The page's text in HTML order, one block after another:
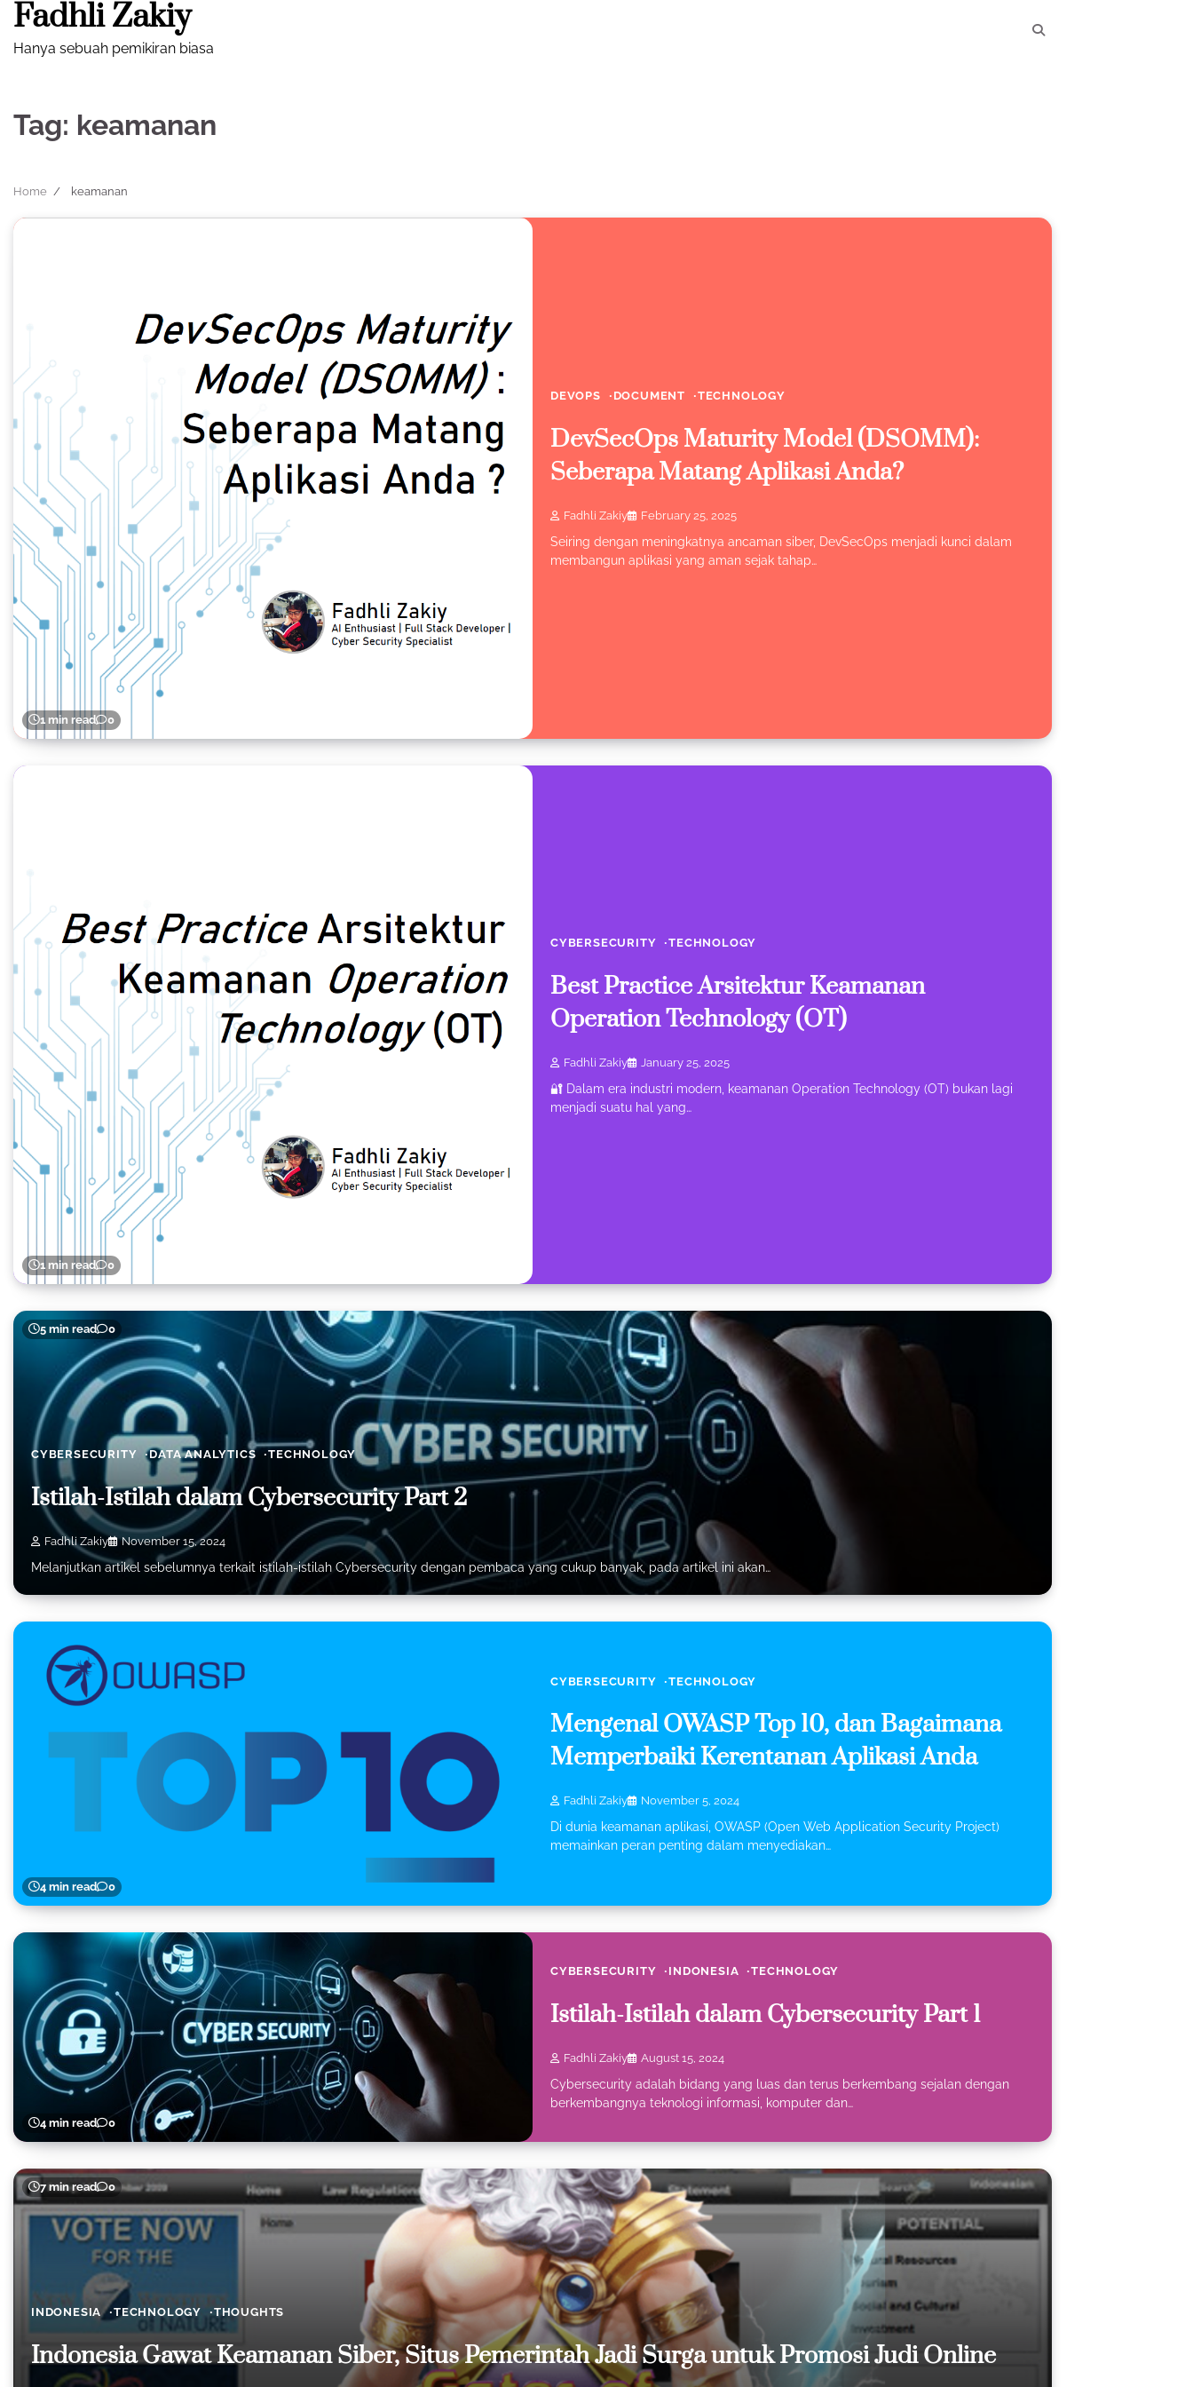
Skip
content
Fadhli Zakiy
Hanya sebuah pemikiran biasa
Tag: keamanan
Home keamanan
1 min read 0
DEVOPS DOCUMENT TECHNOLOGY
DevSecOps Maturity Model (DSOMM):
Seberapa Matang Aplikasi Anda?
Fadhli Zakiy February 25, 2025
Seiring dengan meningkatnya ancaman siber, DevSecOps menjadi kunci dalam
membangun aplikasi yang aman sejak tahap…
1 min read 0
CYBERSECURITY TECHNOLOGY
Best Practice Arsitektur Keamanan
Operation Technology (OT)
Fadhli Zakiy January 25, 2025
🔐 Dalam era industri modern, keamanan Operation Technology (OT) bukan lagi
menjadi suatu hal yang…
5 min read 0
CYBERSECURITY DATA ANALYTICS TECHNOLOGY
Istilah-Istilah dalam Cybersecurity Part 2
Fadhli Zakiy November 15, 2024
Melanjutkan artikel sebelumnya terkait istilah-istilah Cybersecurity dengan pembaca yang cukup banyak, pada artikel ini akan…
4 min read 0
CYBERSECURITY TECHNOLOGY
Mengenal OWASP Top 10, dan Bagaimana
Memperbaiki Kerentanan Aplikasi Anda
Fadhli Zakiy November 5, 2024
Di dunia keamanan aplikasi, OWASP (Open Web Application Security Project)
memainkan peran penting dalam menyediakan…
4 min read 0
CYBERSECURITY INDONESIA TECHNOLOGY
Istilah-Istilah dalam Cybersecurity Part 1
Fadhli Zakiy August 15, 2024
Cybersecurity adalah bidang yang luas dan terus berkembang sejalan dengan
berkembangnya teknologi informasi, komputer dan…
7 min read 0
INDONESIA TECHNOLOGY THOUGHTS
Indonesia Gawat Keamanan Siber, Situs Pemerintah Jadi Surga untuk Promosi Judi Online